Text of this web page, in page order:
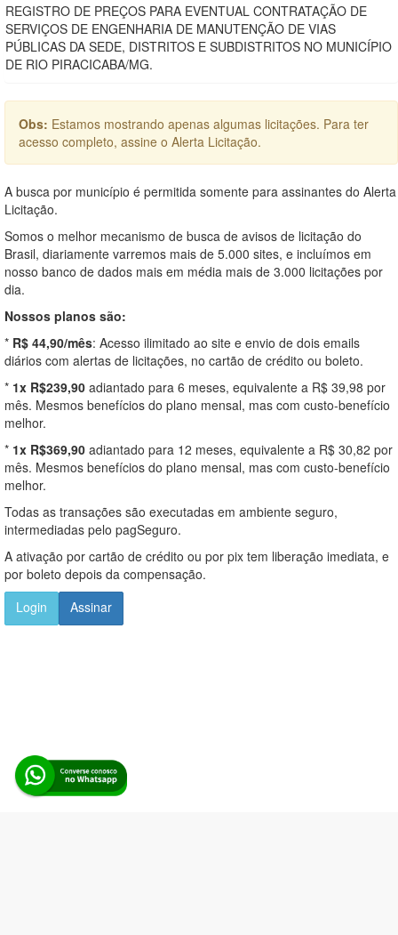
REGISTRO DE PREÇOS PARA EVENTUAL CONTRATAÇÃO DE
SERVIÇOS DE ENGENHARIA DE MANUTENÇÃO DE VIAS
PÚBLICAS DA SEDE, DISTRITOS E SUBDISTRITOS NO MUNICÍPIO
DE RIO PIRACICABA/MG.
Obs: Estamos mostrando apenas algumas licitações. Para ter
acesso completo, assine o Alerta Licitação.
A busca por município é permitida somente para assinantes do Alerta
Licitação.
Somos o melhor mecanismo de busca de avisos de licitação do
Brasil, diariamente varremos mais de 5.000 sites, e incluímos em
nosso banco de dados mais em média mais de 3.000 licitações por
dia.
Nossos planos são:
* R$ 44,90/mês: Acesso ilimitado ao site e envio de dois emails
diários com alertas de licitações, no cartão de crédito ou boleto.
* 1x R$239,90 adiantado para 6 meses, equivalente a R$ 39,98 por
mês. Mesmos benefícios do plano mensal, mas com custo-benefício
melhor.
* 1x R$369,90 adiantado para 12 meses, equivalente a R$ 30,82 por
mês. Mesmos benefícios do plano mensal, mas com custo-benefício
melhor.
Todas as transações são executadas em ambiente seguro,
intermediadas pelo pagSeguro.
A ativação por cartão de crédito ou por pix tem liberação imediata, e
por boleto depois da compensação.
Login
Assinar